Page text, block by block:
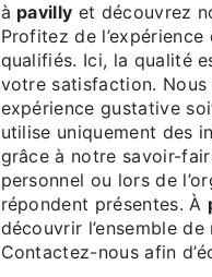
à pavilly et découvrez
Profitez de
qualifiés. Ici, la qualité
votre satisfaction.
expérience gustative
utilise uniquement des
grâce à notre savoir-
personnel ou lors de
répondent présentes. À
découvrir l’ensemble
Contactez-nous afin